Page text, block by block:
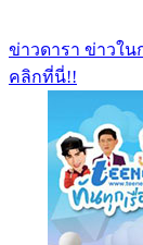
ข่าวดารา ข่าวใน
คลิกที่นี่!!